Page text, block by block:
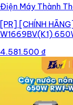
Điện Máy Thành
[PR] [CHÍNH
W1669BV(K1)
4.581.500 ₫